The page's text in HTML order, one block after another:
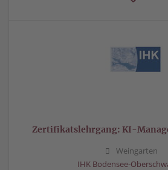
Zertifikatslehrgang: KI-
Weingarten
IHK Bodensee-